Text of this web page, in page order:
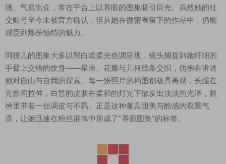
挑、气质出众，常在平台上以养眼的图集吸引目光。虽然她的社
交账号至今未被官方确认，但从她在微密圈留下的作品中，仍能
感受到那份独特的魅力。
阿狸儿的图集大多以黑白或柔光色调呈现，镜头捕捉到她纤细的
手臂上交错的纹身——星辰、花瓣与几何线条交织，仿佛在讲述
她对自由与自我的探索。每一张照片的构图都极具美感，长腿在
光影间拉伸，白皙的皮肤在柔和的灯光下散发出淡淡的光泽，眼
神里带着一丝调皮与不羁。正是这种兼具甜美与酷感的双重气
质，让她迅速在粉丝群体中形成了“养眼图集”的标签。